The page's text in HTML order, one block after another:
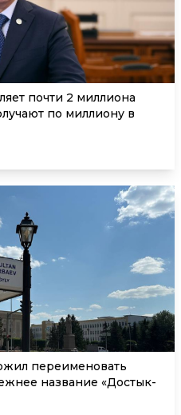
почти 2 миллиона
по миллиону в
переименовать
название «Достык-